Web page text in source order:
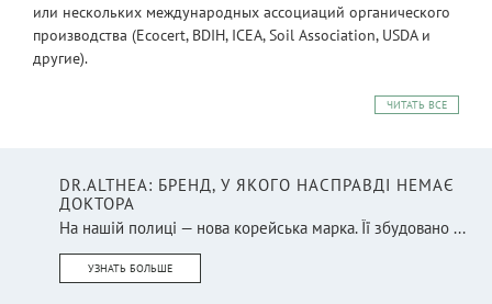
или нескольких международных ассоциаций органического
производства (Ecocert, BDIH, ICEA, Soil Association, USDA и
другие).
ЧИТАТЬ ВСЕ
DR.ALTHEA: БРЕНД, У ЯКОГО НАСПРАВДІ НЕМАЄ
ДОКТОРА
На нашій полиці — нова корейська марка. Її збудовано ...
УЗНАТЬ БОЛЬШЕ